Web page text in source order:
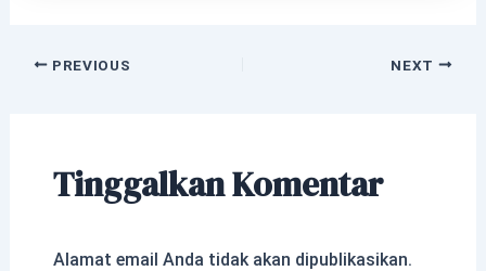
PREVIOUS NEXT
Tinggalkan Komentar
Alamat email Anda tidak akan dipublikasikan.